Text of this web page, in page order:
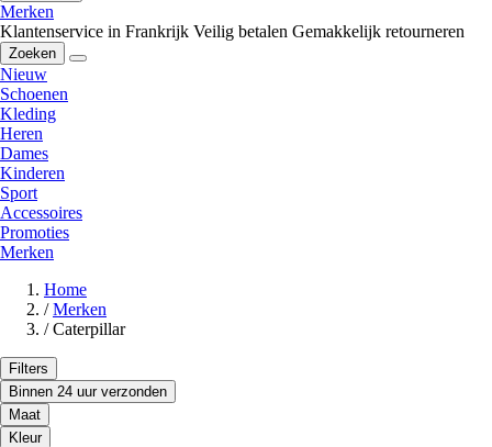
Merken
Klantenservice in Frankrijk Veilig betalen Gemakkelijk retourneren
Zoeken
Nieuw
Schoenen
Kleding
Heren
Dames
Kinderen
Sport
Accessoires
Promoties
Merken
Home
/ Merken
/ Caterpillar
Filters
Binnen 24 uur verzonden
Maat
Kleur